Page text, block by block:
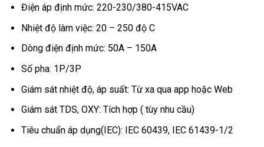
Điện áp định mức: 220-230/380-415VAC
Nhiệt độ làm việc: 20 – 250 độ C
Dòng điện định mức: 50A – 150A
Số pha: 1P/3P
Giám sát nhiệt độ, áp suất: Từ xa qua app hoặc Web
Giám sát TDS, OXY: Tích hợp ( tùy nhu cầu)
Tiêu chuẩn áp dụng(IEC): IEC 60439, IEC 61439-1/2